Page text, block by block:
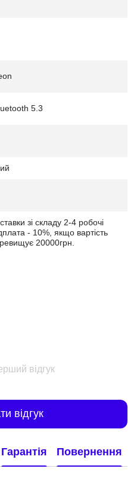
5.3
зі складу 2-4 робочі
- 10%, якщо вартість
20000грн.
відгук
відгук
Гарантія Повернення